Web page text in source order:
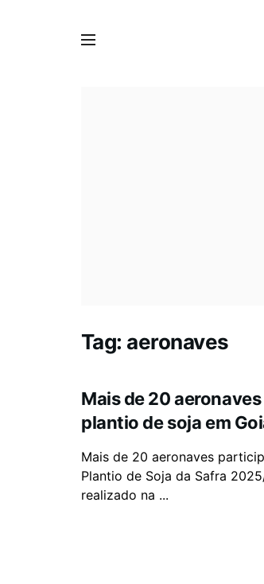
Tag: aeronaves
Mais de 20
plantio de soja em
Mais de 20 aeronaves
Plantio de Soja da Safra
realizado na ...